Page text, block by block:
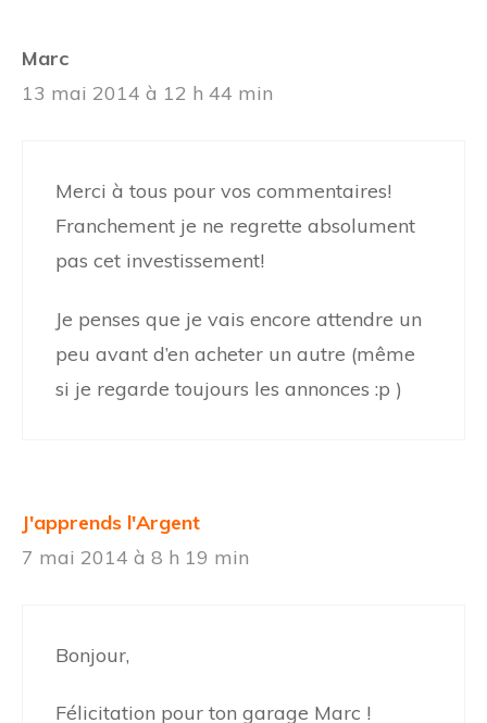
Marc
13 mai 2014 à 12 h 44 min
Merci à tous pour vos commentaires!
Franchement je ne regrette absolument
pas cet investissement!
Je penses que je vais encore attendre un
peu avant d’en acheter un autre (même
si je regarde toujours les annonces :p )
J'apprends l'Argent
7 mai 2014 à 8 h 19 min
Bonjour,
Félicitation pour ton garage Marc !